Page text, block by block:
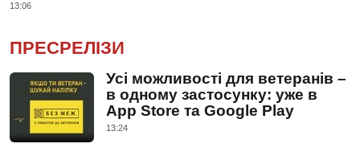
13:06
ПРЕСРЕЛІЗИ
Усі можливості для ветеранів –
в одному застосунку: уже в
App Store та Google Play
13:24